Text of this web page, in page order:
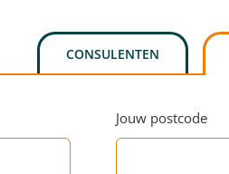
CONSULENTEN
Jouw postcode